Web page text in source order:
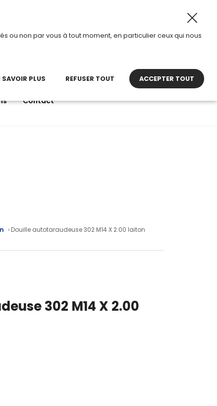
en mode été. • Horaires d’ouverture : 8h30 –
Contact
› Douille autotaraudeuse 302 M14 X 2.00 laiton
302 M14 X 2.00
ou non par vous à tout moment, en particulier ceux qui nous
SAVOIR PLUS REFUSER TOUT ACCEPTER TOUT